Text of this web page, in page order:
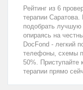
Рейтинг из 6
терапии
подобрать лучшую
опираясь на
DocFond - легкий
телефоны, схемы
50%. Приступайте
терапии прямо